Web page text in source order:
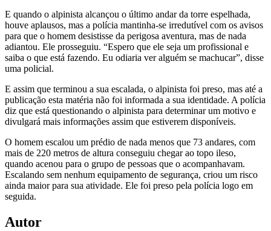
E quando o alpinista alcançou o último andar da torre espelhada,
houve aplausos, mas a polícia mantinha-se irredutível com os avisos
para que o homem desistisse da perigosa aventura, mas de nada
adiantou. Ele prosseguiu. “Espero que ele seja um profissional e
saiba o que está fazendo. Eu odiaria ver alguém se machucar”, disse
uma policial.
E assim que terminou a sua escalada, o alpinista foi preso, mas até a
publicação esta matéria não foi informada a sua identidade. A polícia
diz que está questionando o alpinista para determinar um motivo e
divulgará mais informações assim que estiverem disponíveis.
O homem escalou um prédio de nada menos que 73 andares, com
mais de 220 metros de altura conseguiu chegar ao topo ileso,
quando acenou para o grupo de pessoas que o acompanhavam.
Escalando sem nenhum equipamento de segurança, criou um risco
ainda maior para sua atividade. Ele foi preso pela polícia logo em
seguida.
Autor